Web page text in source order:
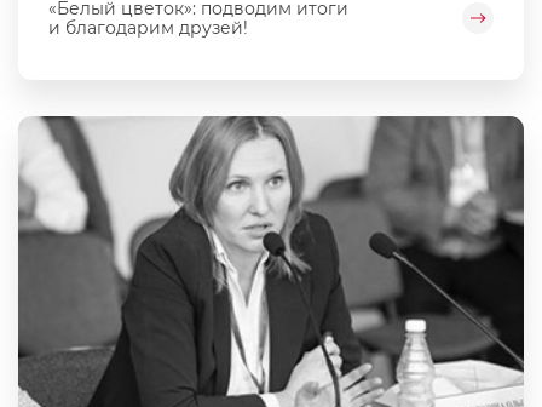
«Белый цветок»: подводим итоги
и благодарим друзей!